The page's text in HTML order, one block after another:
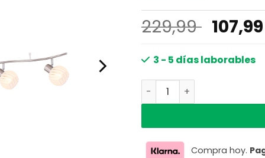
229,99 El
precio
original
107,99
3 - 5 días laborables
Spot alargado de 6 luces
Compra hoy.